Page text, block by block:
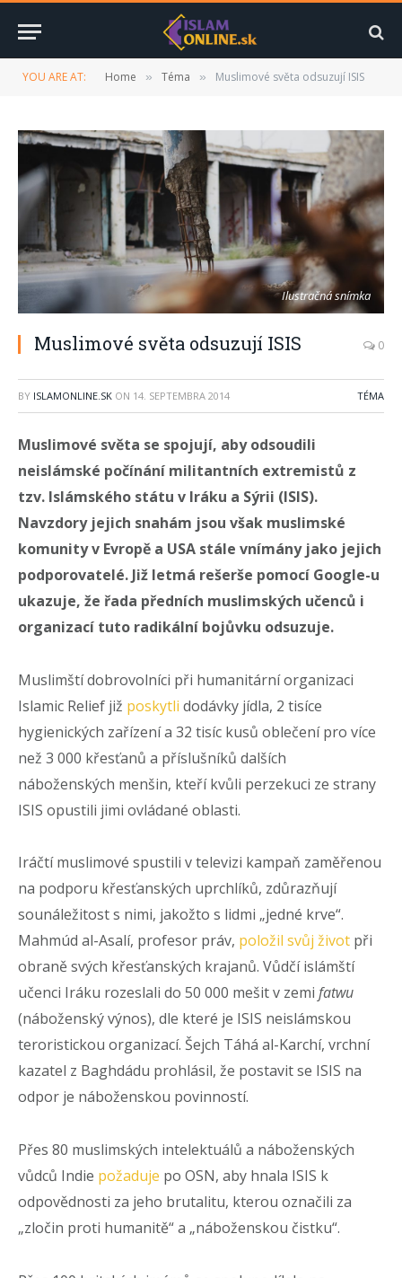
YOU ARE AT: Home » Téma » Muslimové světa odsuzují ISIS
Ilustračná snímka
Muslimové světa odsuzují ISIS 0
BY ISLAMONLINE.SK ON 14. SEPTEMBRA 2014 TÉMA
Muslimové světa se spojují, aby odsoudili
neislámské počínání militantních extremistů z
tzv. Islámského státu v Iráku a Sýrii (ISIS).
Navzdory jejich snahám jsou však muslimské
komunity v Evropě a USA stále vnímány jako jejich
podporovatelé. Již letmá rešerše pomocí Google-u
ukazuje, že řada předních muslimských učenců i
organizací tuto radikální bojůvku odsuzuje.
Muslimští dobrovolníci při humanitární organizaci
Islamic Relief již poskytli dodávky jídla, 2 tisíce
hygienických zařízení a 32 tisíc kusů oblečení pro více
než 3 000 křesťanů a příslušníků dalších
náboženských menšin, kteří kvůli perzekuci ze strany
ISIS opustili jimi ovládané oblasti.
Iráčtí muslimové spustili v televizi kampaň zaměřenou
na podporu křesťanských uprchlíků, zdůrazňují
sounáležitost s nimi, jakožto s lidmi „jedné krve“.
Mahmúd al-Asalí, profesor práv, položil svůj život při
obraně svých křesťanských krajanů. Vůdčí islámští
učenci Iráku rozeslali do 50 000 mešit v zemi fatwu
(náboženský výnos), dle které je ISIS neislámskou
teroristickou organizací. Šejch Táhá al-Karchí, vrchní
kazatel z Baghdádu prohlásil, že postavit se ISIS na
odpor je náboženskou povinností.
Přes 80 muslimských intelektuálů a náboženských
vůdců Indie požaduje po OSN, aby hnala ISIS k
odpovědnosti za jeho brutalitu, kterou označili za
„zločin proti humanitě“ a „náboženskou čistku“.